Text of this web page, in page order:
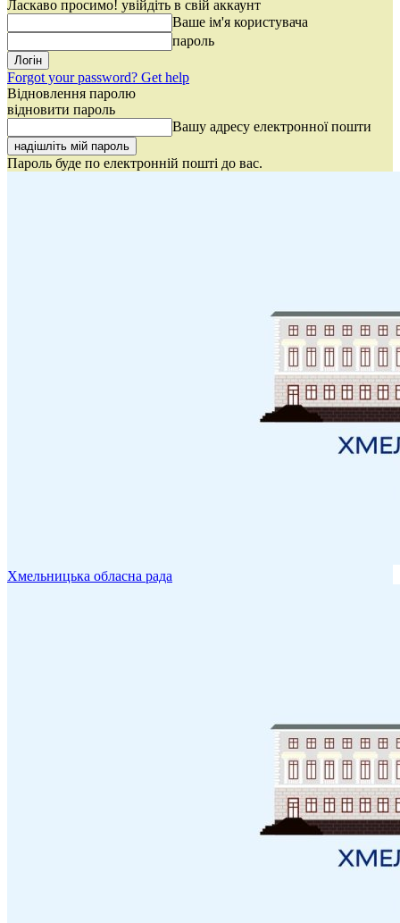
Ласкаво просимо! увійдіть в свій аккаунт
Ваше ім'я користувача
пароль
Forgot your password? Get help
Відновлення паролю
відновити пароль
Вашу адресу електронної пошти
Пароль буде по електронній пошті до вас.
Хмельницька обласна рада